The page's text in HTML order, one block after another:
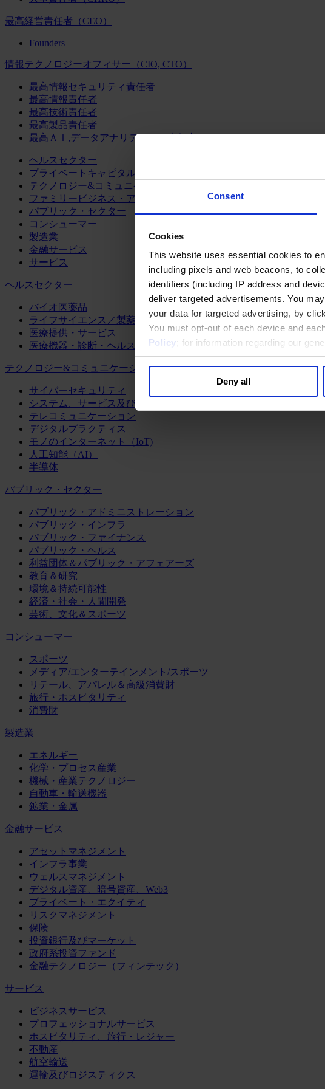
Consent
Cookies
This website uses essential cookies to
including pixels and web beacons, to
identifiers (including IP address and
deliver targeted advertisements. You
your data for targeted advertising, by
You must opt-out of each device and
Policy; for information regarding our
Deny all
最高経営責任者（CEO）
Founders
情報テクノロジーオフィサー（CIO, CTO）
最高情報セキュリティ責任者
最高情報責任者
最高技術責任者
最高製品責任者
最高ＡＩ,データアナリティクス責任者
ヘルスセクター
プライベートキャピタル
テクノロジー&コミュニケーション
ファミリービジネス・アドバイザリー
パブリック・セクター
コンシューマー
製造業
金融サービス
サービス
ヘルスセクター
バイオ医薬品
ライフサイエンス／製薬
医療提供・サービス
医療機器・診断・ヘルスケアテクノロジー
テクノロジー&コミュニケーション
サイバーセキュリティ
システム、サービス及びソフトウェア
テレコミュニケーション
デジタルプラクティス
モノのインターネット（IoT)
人工知能（AI）
半導体
パブリック・セクター
パブリック・アドミニストレーション
パブリック・インフラ
パブリック・ファイナンス
パブリック・ヘルス
利益団体＆パブリック・アフェアーズ
教育＆研究
環境＆持続可能性
経済・社会・人間開発
芸術、文化＆スポーツ
コンシューマー
スポーツ
メディア/エンターテインメント/スポーツ
リテール、アパレル＆高級消費財
旅行・ホスピタリティ
消費財
製造業
エネルギー
化学・プロセス産業
機械・産業テクノロジー
自動車・輸送機器
鉱業・金属
金融サービス
アセットマネジメント
インフラ事業
ウェルスマネジメント
デジタル資産、暗号資産、Web3
プライベート・エクイティ
リスクマネジメント
保険
投資銀行及びマーケット
政府系投資ファンド
金融テクノロジー（フィンテック）
サービス
ビジネスサービス
プロフェッショナルサービス
ホスピタリティ、旅行・レジャー
不動産
航空輸送
運輸及びロジスティクス